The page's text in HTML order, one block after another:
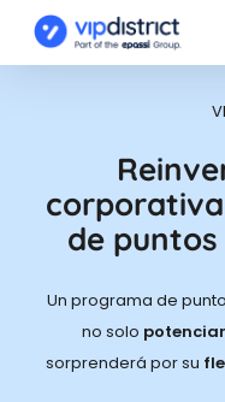
de
Un programa de
no solo
sorprenderá por su